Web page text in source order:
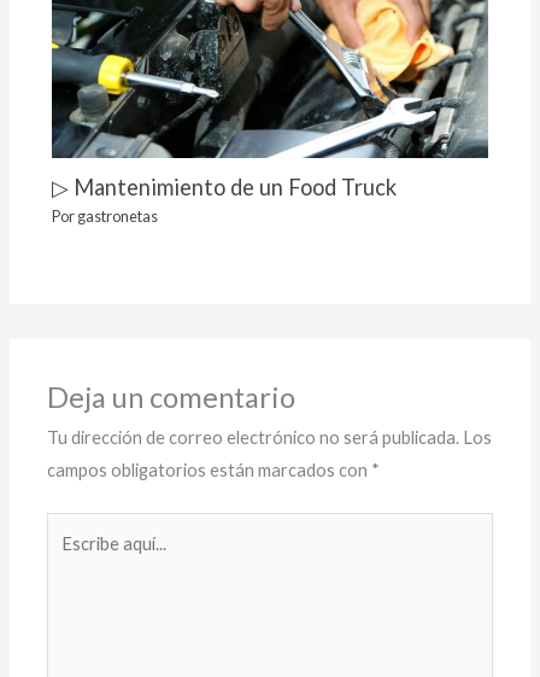
▷ Mantenimiento de un Food Truck
Porgastronetas
Deja un comentario
Tu dirección de correo electrónico no será publicada. Los
campos obligatorios están marcados con *